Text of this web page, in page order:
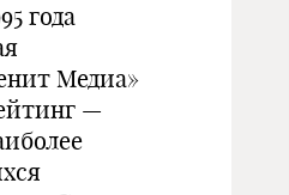
года
Медиа»
—